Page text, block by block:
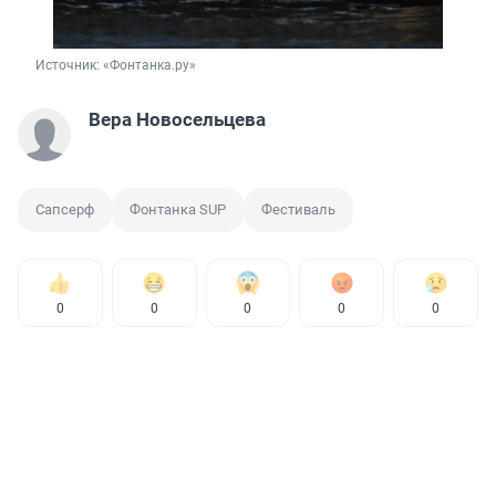
Источник: «Фонтанка.ру»
Вера Новосельцева
Сапсерф Фонтанка SUP Фестиваль
0 0 0 0 0